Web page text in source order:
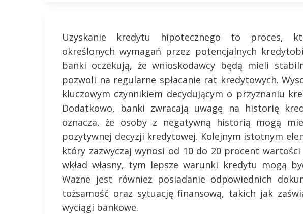
Uzyskanie kredytu hipotecznego to proces,
określonych wymagań przez potencjalnych
banki oczekują, że wnioskodawcy będą mieli
pozwoli na regularne spłacanie rat kredytowych.
kluczowym czynnikiem decydującym o przyznaniu
Dodatkowo, banki zwracają uwagę na historię
oznacza, że osoby z negatywną historią mogą
pozytywnej decyzji kredytowej. Kolejnym istotnym
który zazwyczaj wynosi od 10 do 20 procent
wkład własny, tym lepsze warunki kredytu mogą
Ważne jest również posiadanie odpowiednich
tożsamość oraz sytuację finansową, takich jak
wyciągi bankowe.